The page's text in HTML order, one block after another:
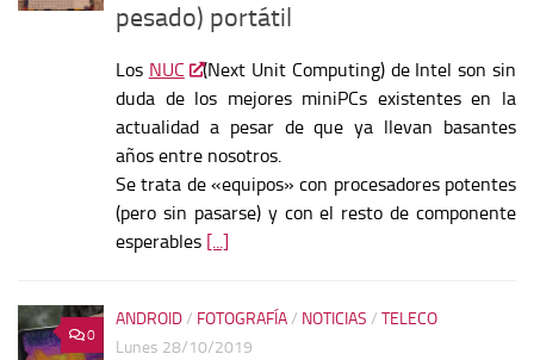
pesado) portátil
Los NUC
(Next Unit Computing) de Intel son sin
duda de los mejores miniPCs existentes en la
actualidad a pesar de que ya llevan basantes
años entre nosotros.
Se trata de «equipos» con procesadores potentes
(pero sin pasarse) y con el resto de componente
esperables [...]
0
ANDROID/ FOTOGRAFÍA/ NOTICIAS / TELECO
Lunes 28/10/2019